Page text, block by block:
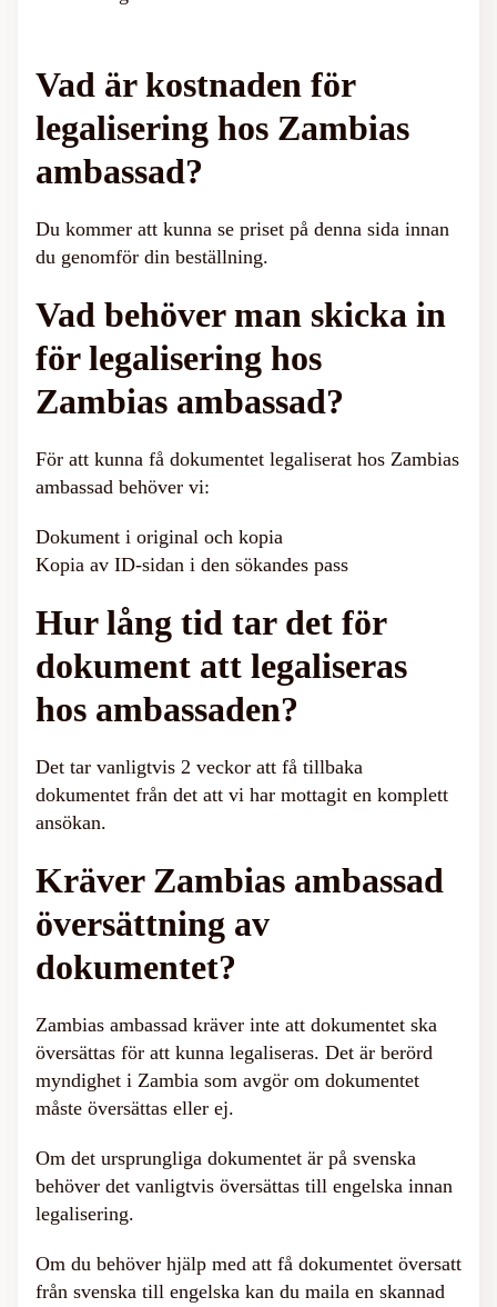
Vad är kostnaden för
legalisering hos Zambias
ambassad?
Du kommer att kunna se priset på denna sida innan
du genomför din beställning.
Vad behöver man skicka in
för legalisering hos
Zambias ambassad?
För att kunna få dokumentet legaliserat hos Zambias
ambassad behöver vi:
Dokument i original och kopia
Kopia av ID-sidan i den sökandes pass
Hur lång tid tar det för
dokument att legaliseras
hos ambassaden?
Det tar vanligtvis 2 veckor att få tillbaka
dokumentet från det att vi har mottagit en komplett
ansökan.
Kräver Zambias ambassad
översättning av
dokumentet?
Zambias ambassad kräver inte att dokumentet ska
översättas för att kunna legaliseras. Det är berörd
myndighet i Zambia som avgör om dokumentet
måste översättas eller ej.
Om det ursprungliga dokumentet är på svenska
behöver det vanligtvis översättas till engelska innan
legalisering.
Om du behöver hjälp med att få dokumentet översatt
från svenska till engelska kan du maila en skannad